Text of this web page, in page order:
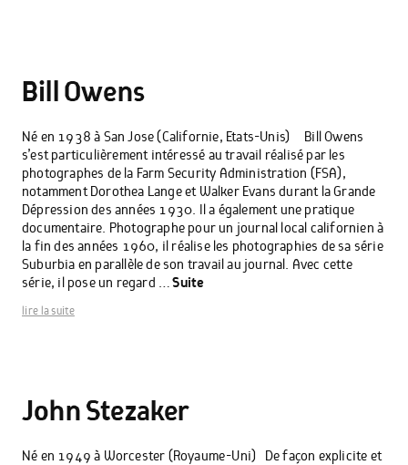
Bill Owens
Né en 1938 à San Jose (Californie, Etats-Unis) Bill Owens
s’est particulièrement intéressé au travail réalisé par les
photographes de la Farm Security Administration (FSA),
notamment Dorothea Lange et Walker Evans durant la Grande
Dépression des années 1930. Il a également une pratique
documentaire. Photographe pour un journal local californien à
la fin des années 1960, il réalise les photographies de sa série
Suburbia en parallèle de son travail au journal. Avec cette
série, il pose un regard …Suite
lire la suite
John Stezaker
Né en 1949 à Worcester (Royaume-Uni) De façon explicite et